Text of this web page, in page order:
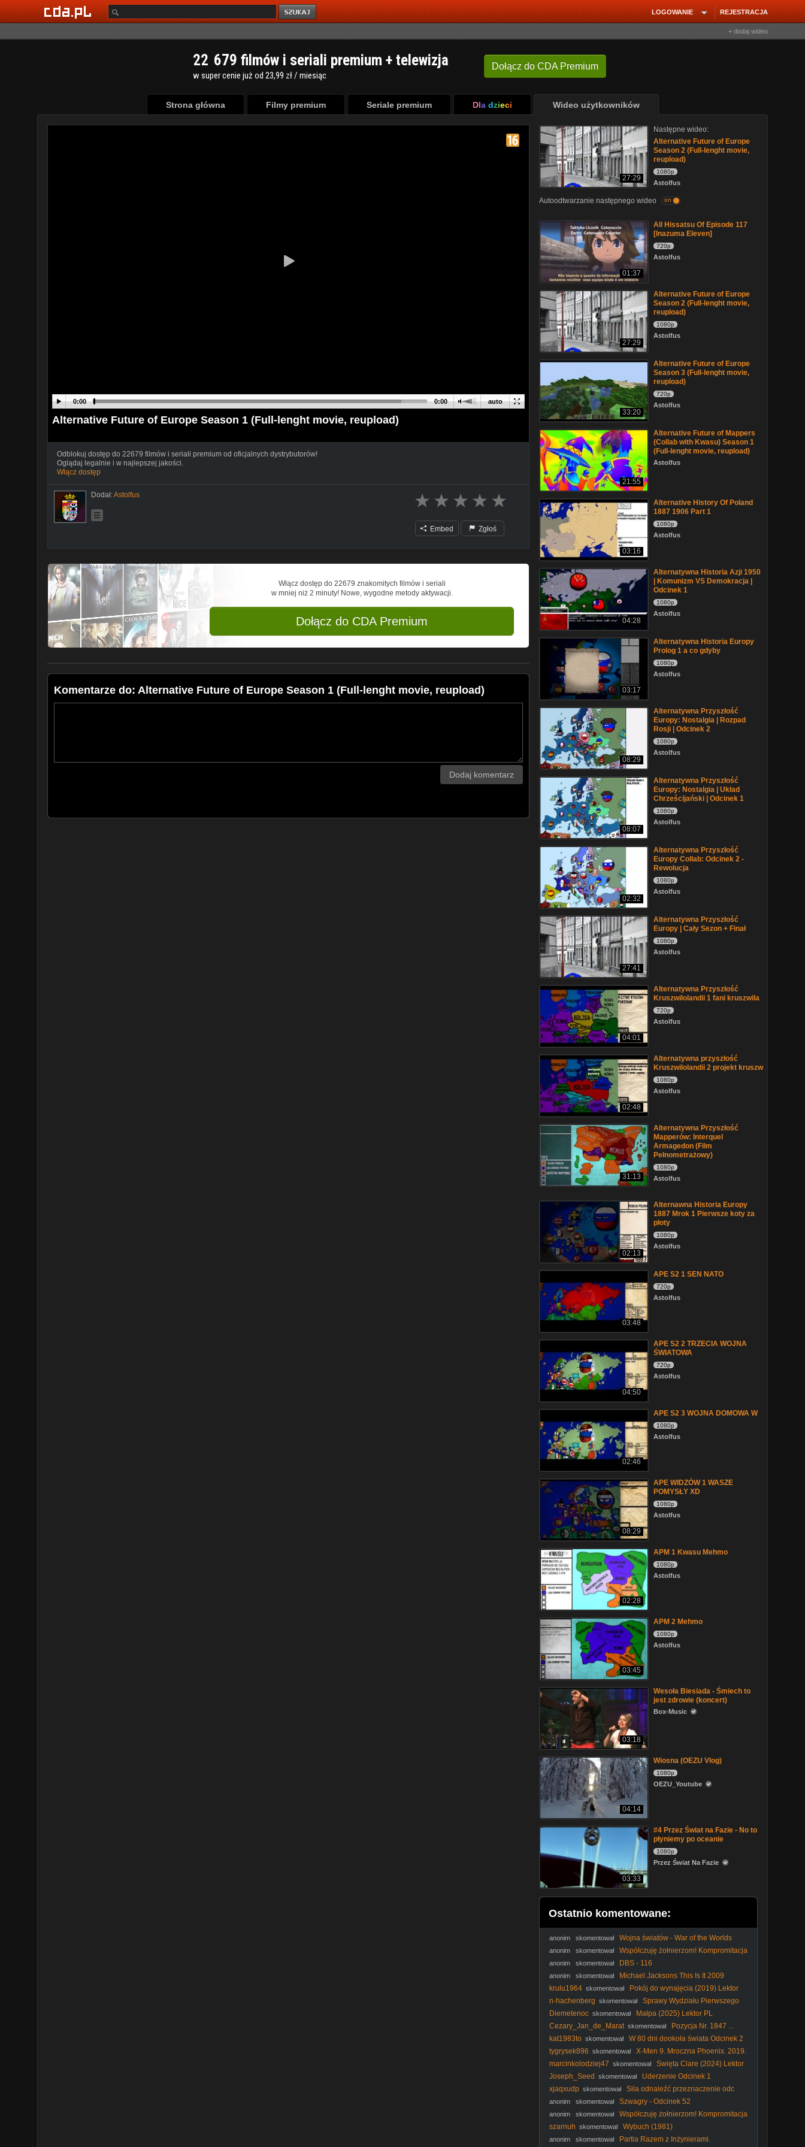
REJESTRACJA
LOGOWANIE
+ dodaj wideo
Dołącz do CDA Premium
22 679 filmów i seriali premium + telewizja
w super cenie już od 23,99 zł / miesiąc
Strona główna Filmy premium Seriale premium Dla dzieci Wideo użytkowników
auto
0:00 0:00
Alternative Future of Europe Season 1 (Full-lenght movie, reupload)
Odblokuj dostęp do 22679 filmów i seriali premium od oficjalnych dystrybutorów!
Oglądaj legalnie i w najlepszej jakości.
Włącz dostęp
Dodał:Astolfus
Embed Zgłoś
Włącz dostęp do 22679 znakomitych filmów i seriali
w mniej niż 2 minuty! Nowe, wygodne metody aktywacji.
Dołącz do CDA Premium
Komentarze do: Alternative Future of Europe Season 1 (Full-lenght movie, reupload)
Dodaj komentarz
27:29
Następne wideo:
Alternative Future of Europe
Season 2 (Full-lenght movie,
reupload)
1080p
Astolfus
Autoodtwarzanie następnego wideo on
01:37
All Hissatsu Of Episode 117
[Inazuma Eleven]
720p
Astolfus
27:29
Alternative Future of Europe
Season 2 (Full-lenght movie,
reupload)
1080p
Astolfus
33:20
Alternative Future of Europe
Season 3 (Full-lenght movie,
reupload)
720p
Astolfus
21:55
Alternative Future of Mappers
(Collab with Kwasu) Season 1
(Full-lenght movie, reupload)
Astolfus
03:16
Alternative History Of Poland
1887 1906 Part 1
1080p
Astolfus
04:28
Alternatywna Historia Azji 1950
| Komunizm VS Demokracja |
Odcinek 1
1080p
Astolfus
03:17
Alternatywna Historia Europy
Prolog 1 a co gdyby
1080p
Astolfus
08:29
Alternatywna Przyszłość
Europy: Nostalgia | Rozpad
Rosji | Odcinek 2
1080p
Astolfus
08:07
Alternatywna Przyszłość
Europy: Nostalgia | Układ
Chrześcijański | Odcinek 1
1080p
Astolfus
02:32
Alternatywna Przyszłość
Europy Collab: Odcinek 2 -
Rewolucja
1080p
Astolfus
27:41
Alternatywna Przyszłość
Europy | Cały Sezon + Finał
1080p
Astolfus
04:01
Alternatywna Przyszłość
Kruszwilolandii 1 fani kruszwila
720p
Astolfus
02:48
Alternatywna przyszłość
Kruszwilolandii 2 projekt kruszw
1080p
Astolfus
31:13
Alternatywna Przyszłość
Mapperów: Interquel
Armagedon (Film
Pełnometrażowy)
1080p
Astolfus
02:13
Alternawna Historia Europy
1887 Mrok 1 Pierwsze koty za
płoty
1080p
Astolfus
03:48
APE S2 1 SEN NATO
720p
Astolfus
04:50
APE S2 2 TRZECIA WOJNA
ŚWIATOWA
720p
Astolfus
02:46
APE S2 3 WOJNA DOMOWA W
1080p
Astolfus
08:29
APE WIDZÓW 1 WASZE
POMYSŁY XD
1080p
Astolfus
02:28
APM 1 Kwasu Mehmo
1080p
Astolfus
03:45
APM 2 Mehmo
1080p
Astolfus
03:18
Wesoła Biesiada - Śmiech to
jest zdrowie (koncert)
Box-Music
04:14
Wiosna (OEZU Vlog)
1080p
OEZU_Youtube
03:33
#4 Przez Świat na Fazie - No to
płyniemy po oceanie
1080p
Przez Świat Na Fazie
Ostatnio komentowane:
anonim skomentował
Wojna światów - War of the Worlds
(2025) lektor
anonim skomentował
Współczuję żołnierzom! Kompromitacja
Sobkowiak-Czarneckiej u terytorialsów
anonim skomentował DBS - 116
anonim skomentował
Michael Jacksons This Is It 2009
(Lektor PL)
krulu1964 skomentował
Pokój do wynajęcia (2019) Lektor
PL
n-hachenberg skomentował
Sprawy Wydziału Pierwszego
S01E07 Lektor PL
Diemetenoc skomentował
Małpa (2025) Lektor PL
Cezary_Jan_de_Marat skomentował
Pozycja Nr. 1847 ...
13/03/2026 ...
kat1983to skomentował
W 80 dni dookoła świata Odcinek 2
tygrysek896 skomentował
X-Men 9. Mroczna Phoenix. 2019.
[Lektor PL]
marcinkolodziej47 skomentował
Święta Clare (2024) Lektor
PL
Joseph_Seed skomentował
Uderzenie Odcinek 1
xjaqxudp skomentował
Sila odnaleźć przeznaczenie odc
anonim skomentował Szwagry - Odcinek 52
anonim skomentował
Współczuję żołnierzom! Kompromitacja
Sobkowiak-Czarneckiej u terytorialsów
szarnuh skomentował Wybuch (1981)
anonim skomentował Partia Razem z Inżynierami.